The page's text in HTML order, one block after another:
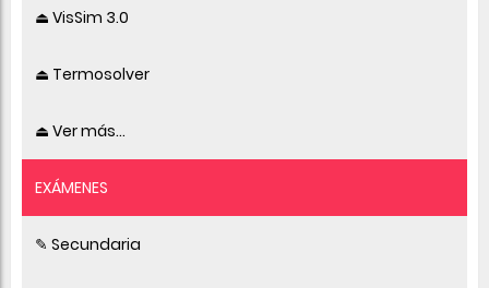
⏏ VisSim 3.0
⏏ Termosolver
⏏ Ver más...
EXÁMENES
✎ Secundaria